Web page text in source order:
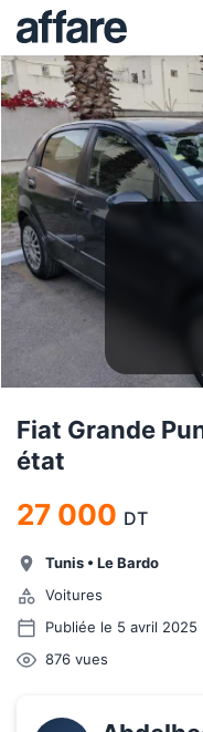
Fiat Grande
état
27 000 DT
Tunis • Le Bardo
Voitures
Publiée le 5 avril 2025
876 vues